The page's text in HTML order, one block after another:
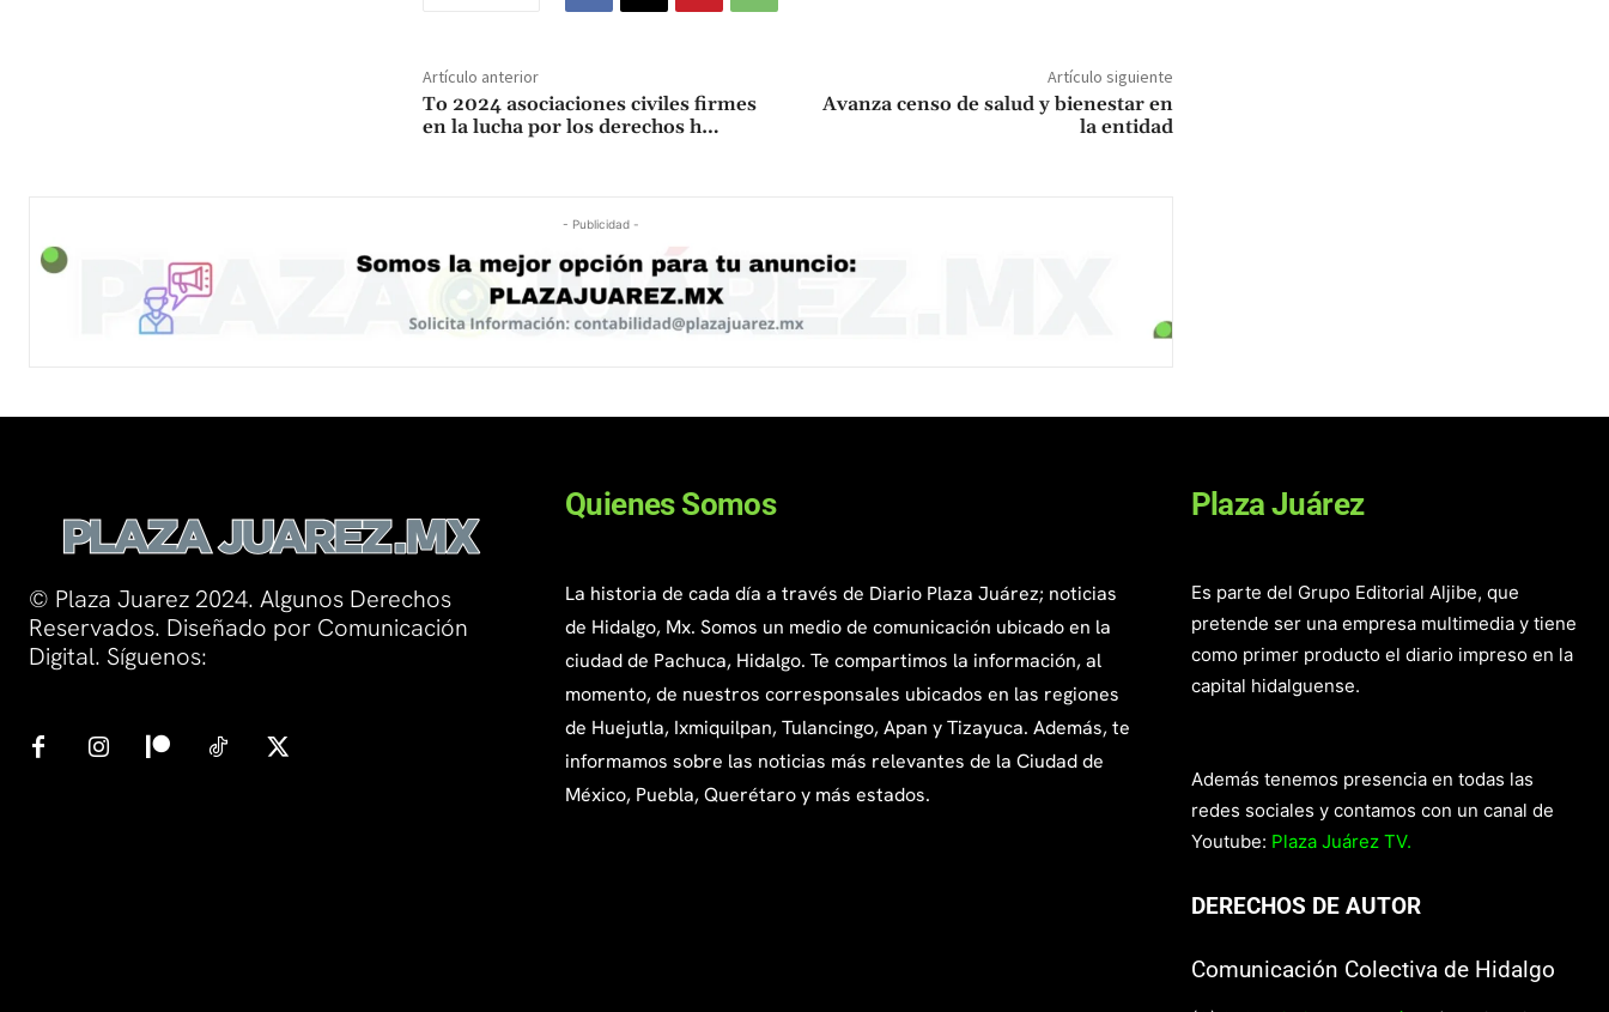
Artículo anterior
To 2024 asociaciones civiles firmes
en la lucha por los derechos h…
Artículo siguiente
Avanza censo de salud y bienestar en
la entidad
- Publicidad -
© Plaza Juarez 2024. Algunos Derechos
Reservados. Diseñado por Comunicación
Digital. Síguenos:
Quienes Somos
La historia de cada día a través de Diario Plaza Juárez; noticias
de Hidalgo, Mx. Somos un medio de comunicación ubicado en la
ciudad de Pachuca, Hidalgo. Te compartimos la información, al
momento, de nuestros corresponsales ubicados en las regiones
de Huejutla, Ixmiquilpan, Tulancingo, Apan y Tizayuca. Además, te
informamos sobre las noticias más relevantes de la Ciudad de
México, Puebla, Querétaro y más estados.
Plaza Juárez
Es parte del Grupo Editorial Aljibe, que
pretende ser una empresa multimedia y tiene
como primer producto el diario impreso en la
capital hidalguense.
Además tenemos presencia en todas las
redes sociales y contamos con un canal de
Youtube: Plaza Juárez TV.
DERECHOS DE AUTOR
Comunicación Colectiva de Hidalgo